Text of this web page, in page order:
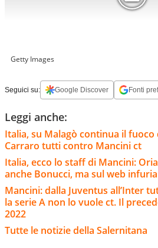
Getty Images
Seguici su: Google Discover Fonti
Leggi anche:
Italia, su Malagò continua il fuoco
Carraro tutti contro Mancini ct
Italia, ecco lo staff di Mancini:
anche Bonucci, ma sul web
Mancini: dalla Juventus all’Inter
la serie A non lo vuole ct. Il
2022
Tutte le notizie della Salernitana